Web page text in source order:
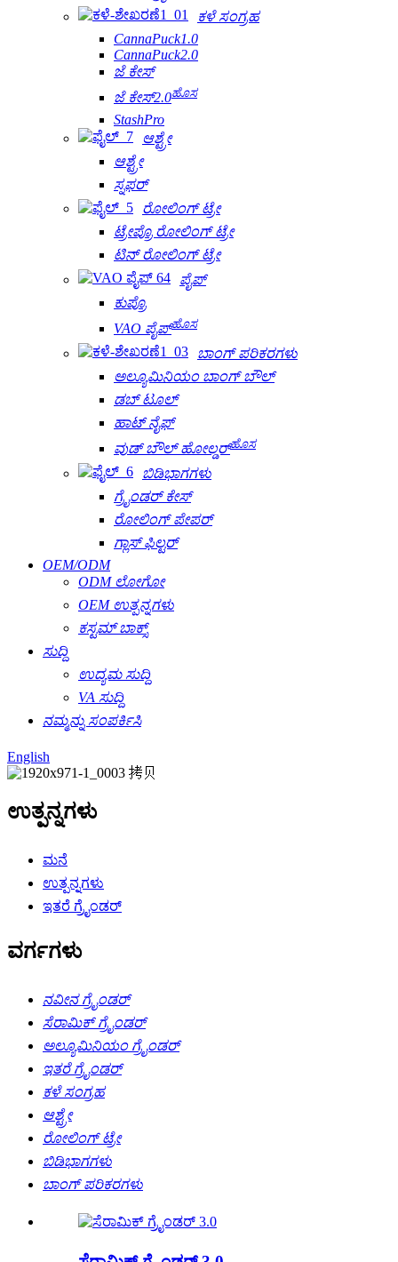
ಕಳೆ ಸಂಗ್ರಹ
CannaPuck1.0
CannaPuck2.0
ಜೆ ಕೇಸ್
ಜೆ ಕೇಸ್2.0ಹೊಸ
StashPro
ಆಶ್ಟ್ರೇ
ಆಶ್ಟ್ರೇ
ಸ್ನಫರ್
ರೋಲಿಂಗ್ ಟ್ರೇ
ಟ್ರೇಪ್ರೊ ರೋಲಿಂಗ್ ಟ್ರೇ
ಟಿನ್ ರೋಲಿಂಗ್ ಟ್ರೇ
ಪೈಪ್
ಕುಪ್ರೊ
VAO ಪೈಪ್ಹೊಸ
ಬಾಂಗ್ ಪರಿಕರಗಳು
ಅಲ್ಯೂಮಿನಿಯಂ ಬಾಂಗ್ ಬೌಲ್
ಡಬ್ ಟೂಲ್
ಹಾಟ್ ನೈಫ್
ವುಡ್ ಬೌಲ್ ಹೋಲ್ಡರ್ಹೊಸ
ಬಿಡಿಭಾಗಗಳು
ಗ್ರೈಂಡರ್ ಕೇಸ್
ರೋಲಿಂಗ್ ಪೇಪರ್
ಗ್ಲಾಸ್ ಫಿಲ್ಟರ್
OEM/ODM
ODM ಲೋಗೋ
OEM ಉತ್ಪನ್ನಗಳು
ಕಸ್ಟಮ್ ಬಾಕ್ಸ್
ಸುದ್ದಿ
ಉದ್ಯಮ ಸುದ್ದಿ
VA ಸುದ್ದಿ
ನಮ್ಮನ್ನು ಸಂಪರ್ಕಿಸಿ
English
ಉತ್ಪನ್ನಗಳು
ಮನೆ
ಉತ್ಪನ್ನಗಳು
ಇತರೆ ಗ್ರೈಂಡರ್
ವರ್ಗಗಳು
ನವೀನ ಗ್ರೈಂಡರ್
ಸೆರಾಮಿಕ್ ಗ್ರೈಂಡರ್
ಅಲ್ಯೂಮಿನಿಯಂ ಗ್ರೈಂಡರ್
ಇತರೆ ಗ್ರೈಂಡರ್
ಕಳೆ ಸಂಗ್ರಹ
ಆಶ್ಟ್ರೇ
ರೋಲಿಂಗ್ ಟ್ರೇ
ಬಿಡಿಭಾಗಗಳು
ಬಾಂಗ್ ಪರಿಕರಗಳು